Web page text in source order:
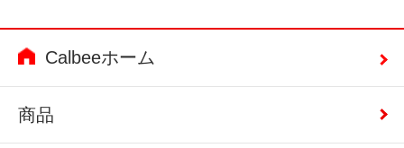
Calbeeホーム
商品